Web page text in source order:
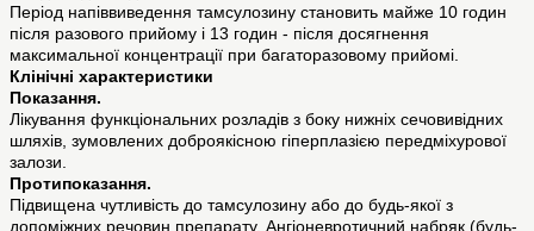
Період напіввиведення тамсулозину становить майже 10 годин
після разового прийому і 13 годин - після досягнення
максимальної концентрації при багаторазовому прийомі.
Клінічні характеристики
Показання.
Лікування функціональних розладів з боку нижніх сечовивідних
шляхів, зумовлених доброякісною гіперплазією передміхурової
залози.
Протипоказання.
Підвищена чутливість до тамсулозину або до будь-якої з
допоміжних речовин препарату. Ангіоневротичний набряк (будь-